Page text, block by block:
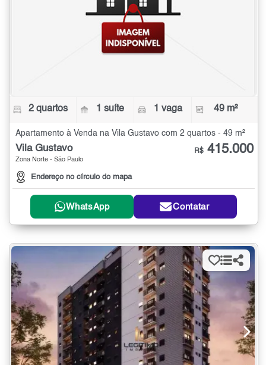
2 quartos 1 suíte 1 vaga 49 m²
Apartamento à Venda na Vila Gustavo com 2 quartos - 49 m²
Vila Gustavo
Zona Norte - São Paulo
Endereço no círculo do mapa
R$ 415.000
WhatsApp Contatar